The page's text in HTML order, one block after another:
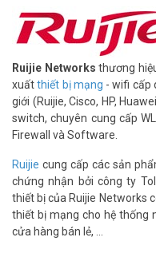
Ruijie Networks thương
xuấtthiết bị mạng - wifi cấp
giới (Ruijie, Cisco, HP,
switch, chuyên cung cấp
Firewall và Software.
Ruijie cung cấp các sản
chứng nhận bởi công ty
thiết bị của Ruijie Networks
thiết bị mạng cho hệ thống
cửa hàng bán lẻ, ...